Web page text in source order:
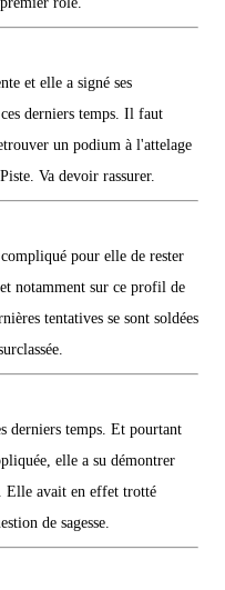
et elle a signé ses
derniers temps. Il faut
un podium à l'attelage
Va devoir rassurer.
pour elle de rester
notamment sur ce profil de
tentatives se sont soldées
derniers temps. Et pourtant
elle a su démontrer
Elle avait en effet trotté
de sagesse.